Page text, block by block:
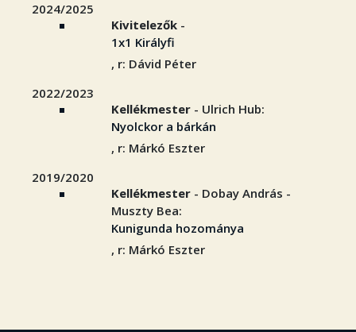
2024/2025
Kivitelezők -
1x1 Királyfi
, r: Dávid Péter
2022/2023
Kellékmester - Ulrich Hub:
Nyolckor a bárkán
, r: Márkó Eszter
2019/2020
Kellékmester - Dobay András -
Muszty Bea:
Kunigunda hozománya
, r: Márkó Eszter